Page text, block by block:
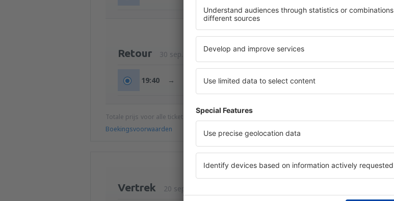
Retour 30 sep. (woe)
19:40 → Totale reistijd: 2h 10min
Totale prijs voor alle tickets (exclusief servicekosten
Boekingsvoorwaarden
Vertrek 20 sep. (zon)